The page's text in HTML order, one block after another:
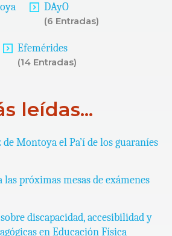
DAyO
(6 Entradas)
Efemérides
(14 Entradas)
leídas...
Montoya el Pa’í de los guaraníes
las próximas mesas de exámenes
discapacidad, accesibilidad y
en Educación Física